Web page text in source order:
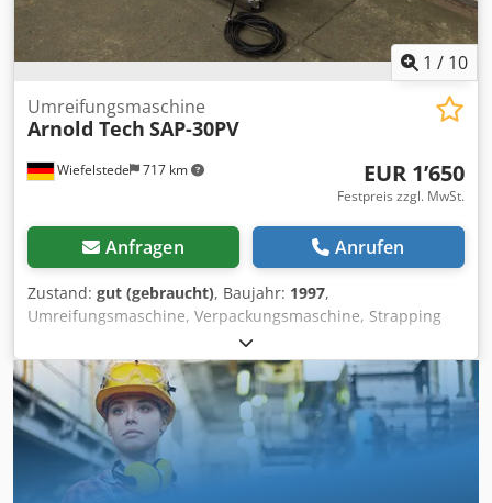
1 / 10
Wiefelstede 717 km
Umreifungsmaschine
Arnold Tech SAP-30PV
EUR 1’650
Festpreis zzgl. MwSt.
Anfragen Anrufen
Zustand: gut (gebraucht), Baujahr: 1997,
Umreifungsmaschine, Verpackungsmaschine, Strapping
Machine -Halbautomatischer: Palettenumreifer -auf:
Transportgestell eingebaut -Spannung: 230 V Crsdpfxjd R
Ak Ts Amaof -Abmessungen: 650/800/H1250 mm -Gewicht:
102 kg